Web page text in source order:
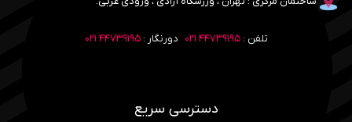
تلفن :۴۴۷۳۹۱۹۵ ۰۲۱ دورنگار :۴۴۷۳۹۱۹۵ ۰۲۱
دسترسی سریع